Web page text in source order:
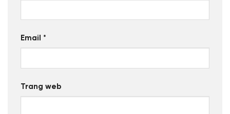
Email *
Trang web